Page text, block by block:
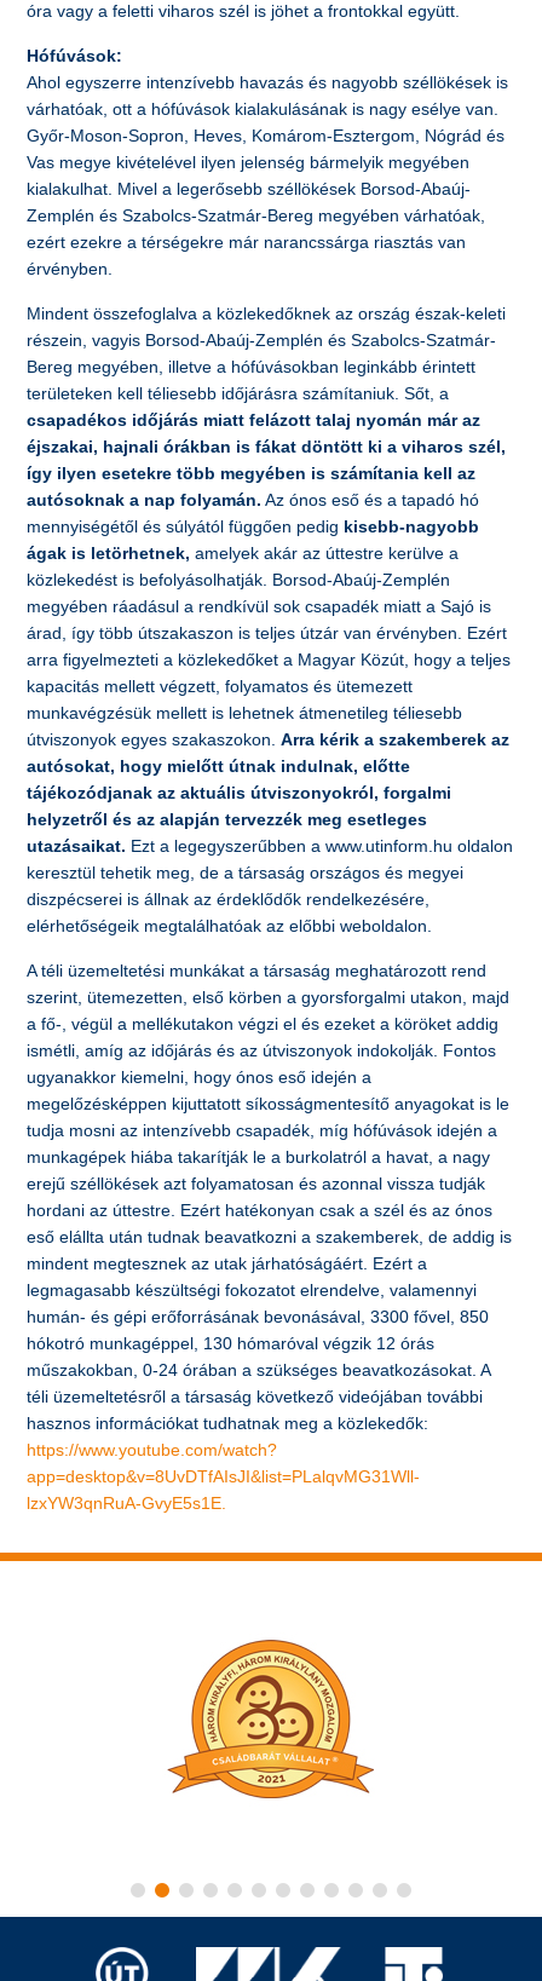
óra vagy a feletti viharos szél is jöhet a frontokkal együtt.
Hófúvások:
Ahol egyszerre intenzívebb havazás és nagyobb széllökések is
várhatóak, ott a hófúvások kialakulásának is nagy esélye van.
Győr-Moson-Sopron, Heves, Komárom-Esztergom, Nógrád és
Vas megye kivételével ilyen jelenség bármelyik megyében
kialakulhat. Mivel a legerősebb széllökések Borsod-Abaúj-
Zemplén és Szabolcs-Szatmár-Bereg megyében várhatóak,
ezért ezekre a térségekre már narancssárga riasztás van
érvényben.
Mindent összefoglalva a közlekedőknek az ország észak-keleti
részein, vagyis Borsod-Abaúj-Zemplén és Szabolcs-Szatmár-
Bereg megyében, illetve a hófúvásokban leginkább érintett
területeken kell téliesebb időjárásra számítaniuk. Sőt, a
csapadékos időjárás miatt felázott talaj nyomán már az
éjszakai, hajnali órákban is fákat döntött ki a viharos szél,
így ilyen esetekre több megyében is számítania kell az
autósoknak a nap folyamán. Az ónos eső és a tapadó hó
mennyiségétől és súlyától függően pedig kisebb-nagyobb
ágak is letörhetnek, amelyek akár az úttestre kerülve a
közlekedést is befolyásolhatják. Borsod-Abaúj-Zemplén
megyében ráadásul a rendkívül sok csapadék miatt a Sajó is
árad, így több útszakaszon is teljes útzár van érvényben. Ezért
arra figyelmezteti a közlekedőket a Magyar Közút, hogy a teljes
kapacitás mellett végzett, folyamatos és ütemezett
munkavégzésük mellett is lehetnek átmenetileg téliesebb
útviszonyok egyes szakaszokon.Arra kérik a szakemberek az
autósokat, hogy mielőtt útnak indulnak, előtte
tájékozódjanak az aktuális útviszonyokról, forgalmi
helyzetről és az alapján tervezzék meg esetleges
utazásaikat. Ezt a legegyszerűbben a www.utinform.hu oldalon
keresztül tehetik meg, de a társaság országos és megyei
diszpécserei is állnak az érdeklődők rendelkezésére,
elérhetőségeik megtalálhatóak az előbbi weboldalon.
A téli üzemeltetési munkákat a társaság meghatározott rend
szerint, ütemezetten, első körben a gyorsforgalmi utakon, majd
a fő-, végül a mellékutakon végzi el és ezeket a köröket addig
ismétli, amíg az időjárás és az útviszonyok indokolják. Fontos
ugyanakkor kiemelni, hogy ónos eső idején a
megelőzésképpen kijuttatott síkosságmentesítő anyagokat is le
tudja mosni az intenzívebb csapadék, míg hófúvások idején a
munkagépek hiába takarítják le a burkolatról a havat, a nagy
erejű széllökések azt folyamatosan és azonnal vissza tudják
hordani az úttestre. Ezért hatékonyan csak a szél és az ónos
eső elállta után tudnak beavatkozni a szakemberek, de addig is
mindent megtesznek az utak járhatóságáért. Ezért a
legmagasabb készültségi fokozatot elrendelve, valamennyi
humán- és gépi erőforrásának bevonásával, 3300 fővel, 850
hókotró munkagéppel, 130 hómaróval végzik 12 órás
műszakokban, 0-24 órában a szükséges beavatkozásokat. A
téli üzemeltetésről a társaság következő videójában további
hasznos információkat tudhatnak meg a közlekedők:
https://www.youtube.com/watch?
app=desktop&v=8UvDTfAIsJI&list=PLalqvMG31Wll-
lzxYW3qnRuA-GvyE5s1E.